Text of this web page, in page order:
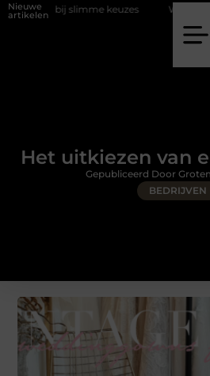
Nieuwe
artikelen
keuzes Waarom kiezen voor een
Het uitkiezen van
BEDRIJVEN
Gepubliceerd Door